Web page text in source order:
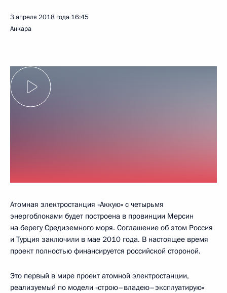
3 апреля 2018 года 16:45
Анкара
Атомная электростанция «Аккую» с четырьмя
энергоблоками будет построена в провинции Мерсин
на берегу Средиземного моря. Соглашение об этом Россия
и Турция заключили в мае 2010 года. В настоящее время
проект полностью финансируется российской стороной.
Это первый в мире проект атомной электростанции,
реализуемый по модели «строю–владею–эксплуатирую»